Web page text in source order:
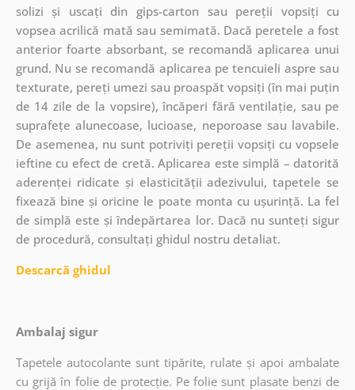
solizi și uscați din gips-carton sau pereții vopsiți cu
vopsea acrilică mată sau semimată. Dacă peretele a fost
anterior foarte absorbant, se recomandă aplicarea unui
grund. Nu se recomandă aplicarea pe tencuieli aspre sau
texturate, pereți umezi sau proaspăt vopsiți (în mai puțin
de 14 zile de la vopsire), încăperi fără ventilație, sau pe
suprafețe alunecoase, lucioase, neporoase sau lavabile.
De asemenea, nu sunt potriviți pereții vopsiți cu vopsele
ieftine cu efect de cretă. Aplicarea este simplă – datorită
aderenței ridicate și elasticității adezivului, tapetele se
fixează bine și oricine le poate monta cu ușurință. La fel
de simplă este și îndepărtarea lor. Dacă nu sunteți sigur
de procedură, consultați ghidul nostru detaliat.
Descarcă ghidul
Ambalaj sigur
Tapetele autocolante sunt tipărite, rulate și apoi ambalate
cu grijă în folie de protecție. Pe folie sunt plasate benzi de